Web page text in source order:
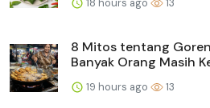
8 Mitos tentang
Banyak Orang Masih
19 hours ago 13